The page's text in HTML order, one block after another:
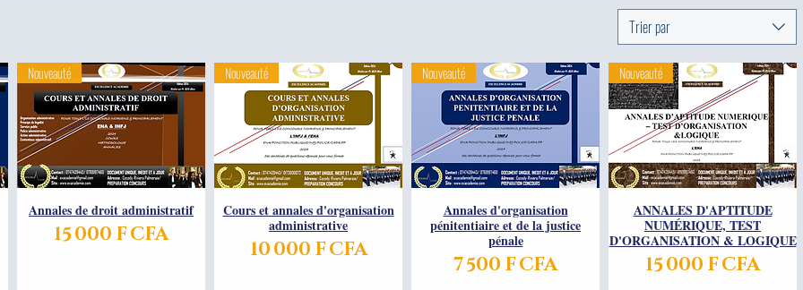
Trier par
Aperçu rapide
Nouveauté
Annales de droit administratif
Prix
15 000 F CFA
Aperçu rapide
Nouveauté
Cours et annales d'organisation
administrative
Prix
10 000 F CFA
Aperçu rapide
Nouveauté
Annales d'organisation
pénitentiaire et de la justice
pénale
Prix
7 500 F CFA
Aperçu rapide
Nouveauté
ANNALES D'APTITUDE
NUMÉRIQUE, TEST
D'ORGANISATION & LOGIQUE
Prix
15 000 F CFA